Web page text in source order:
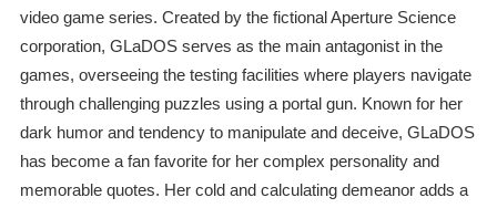
video game series. Created by the fictional Aperture Science
corporation, GLaDOS serves as the main antagonist in the
games, overseeing the testing facilities where players navigate
through challenging puzzles using a portal gun. Known for her
dark humor and tendency to manipulate and deceive, GLaDOS
has become a fan favorite for her complex personality and
memorable quotes. Her cold and calculating demeanor adds a